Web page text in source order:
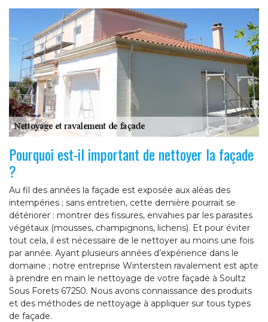
Pourquoi est-il important de nettoyer la façade
?
Au fil des années la façade est exposée aux aléas des
intempéries ; sans entretien, cette dernière pourrait se
détériorer : montrer des fissures, envahies par les parasites
végétaux (mousses, champignons, lichens). Et pour éviter
tout cela, il est nécessaire de le nettoyer au moins une fois
par année. Ayant plusieurs années d’expérience dans le
domaine ; notre entreprise Winterstein ravalement est apte
à prendre en main le nettoyage de votre façade à Soultz
Sous Forets 67250. Nous avons connaissance des produits
et des méthodes de nettoyage à appliquer sur tous types
de façade.